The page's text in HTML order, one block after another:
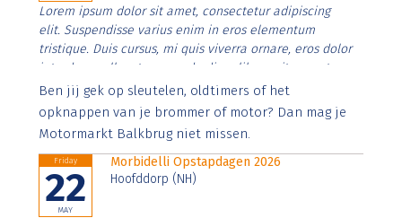
Lorem ipsum dolor sit amet, consectetur adipiscing
elit. Suspendisse varius enim in eros elementum
tristique. Duis cursus, mi quis viverra ornare, eros dolor
interdum nulla, ut commodo diam libero vitae erat.
Aenean faucibus nibh et justo cursus id rutrum lorem
imperdiet. Nunc ut sem vitae risus tristique posuere.
Ben jij gek op sleutelen, oldtimers of het
opknappen van je brommer of motor? Dan mag je
Motormarkt Balkbrug niet missen.
Friday
22
MAY
Morbidelli Opstapdagen 2026
Hoofddorp (NH)